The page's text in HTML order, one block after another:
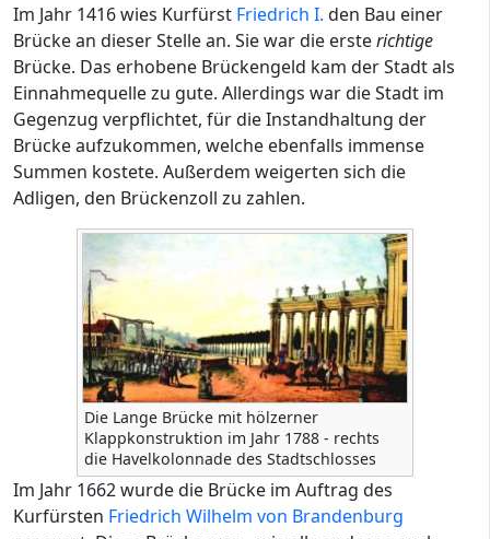
Im Jahr 1416 wies Kurfürst Friedrich I. den Bau einer
Brücke an dieser Stelle an. Sie war die ersterichtige
Brücke. Das erhobene Brückengeld kam der Stadt als
Einnahmequelle zu gute. Allerdings war die Stadt im
Gegenzug verpflichtet, für die Instandhaltung der
Brücke aufzukommen, welche ebenfalls immense
Summen kostete. Außerdem weigerten sich die
Adligen, den Brückenzoll zu zahlen.
Die Lange Brücke mit hölzerner
Klappkonstruktion im Jahr 1788 - rechts
die Havelkolonnade des Stadtschlosses
Im Jahr 1662 wurde die Brücke im Auftrag des
Kurfürsten Friedrich Wilhelm von Brandenburg